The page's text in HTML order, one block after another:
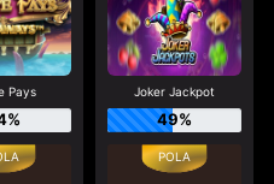
Pays Joker Jackpot
49%